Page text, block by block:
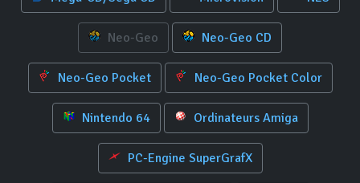
Neo-Geo Neo-Geo CD
Neo-Geo Pocket Neo-Geo Pocket Color
Nintendo 64 Ordinateurs Amiga
PC-Engine SuperGrafX